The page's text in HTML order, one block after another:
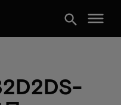
search menu